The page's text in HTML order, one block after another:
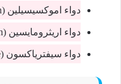
دواء اموكسيسيلين (Amoxicillin).
دواء اريثرومايسين (Erythromycin).
دواء سيفترياكسون (Ceftriaxone).